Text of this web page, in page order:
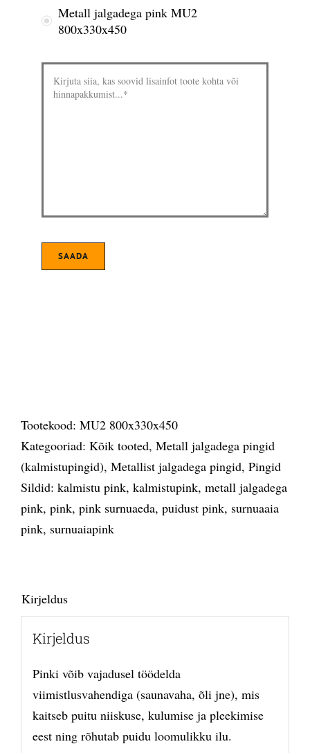
Metall jalgadega pink MU2
800x330x450
SAADA
Tootekood: MU2 800x330x450
Kategooriad: Kõik tooted, Metall jalgadega pingid
(kalmistupingid), Metallist jalgadega pingid, Pingid
Sildid: kalmistu pink, kalmistupink, metall jalgadega
pink, pink, pink surnuaeda, puidust pink, surnuaaia
pink, surnuaiapink
Kirjeldus
Kirjeldus
Pinki võib vajadusel töödelda
viimistlusvahendiga (saunavaha, õli jne), mis
kaitseb puitu niiskuse, kulumise ja pleekimise
eest ning rõhutab puidu loomulikku ilu.